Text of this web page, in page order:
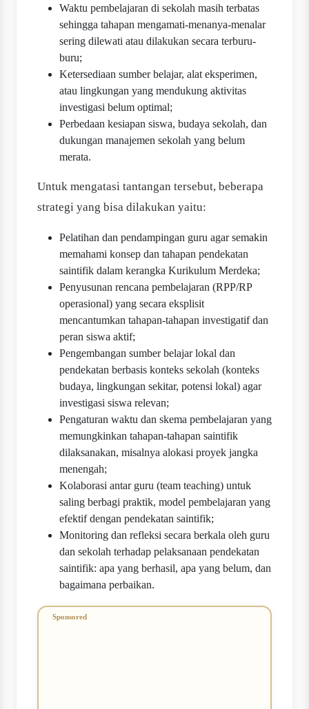
Waktu pembelajaran di sekolah masih terbatas
sehingga tahapan mengamati-menanya-menalar
sering dilewati atau dilakukan secara terburu-
buru;
Ketersediaan sumber belajar, alat eksperimen,
atau lingkungan yang mendukung aktivitas
investigasi belum optimal;
Perbedaan kesiapan siswa, budaya sekolah, dan
dukungan manajemen sekolah yang belum
merata.
Untuk mengatasi tantangan tersebut, beberapa
strategi yang bisa dilakukan yaitu:
Pelatihan dan pendampingan guru agar semakin
memahami konsep dan tahapan pendekatan
saintifik dalam kerangka Kurikulum Merdeka;
Penyusunan rencana pembelajaran (RPP/RP
operasional) yang secara eksplisit
mencantumkan tahapan-tahapan investigatif dan
peran siswa aktif;
Pengembangan sumber belajar lokal dan
pendekatan berbasis konteks sekolah (konteks
budaya, lingkungan sekitar, potensi lokal) agar
investigasi siswa relevan;
Pengaturan waktu dan skema pembelajaran yang
memungkinkan tahapan-tahapan saintifik
dilaksanakan, misalnya alokasi proyek jangka
menengah;
Kolaborasi antar guru (team teaching) untuk
saling berbagi praktik, model pembelajaran yang
efektif dengan pendekatan saintifik;
Monitoring dan refleksi secara berkala oleh guru
dan sekolah terhadap pelaksanaan pendekatan
saintifik: apa yang berhasil, apa yang belum, dan
bagaimana perbaikan.